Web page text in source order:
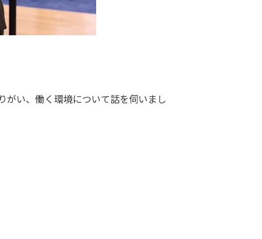
がい、働く環境について話を伺いまし